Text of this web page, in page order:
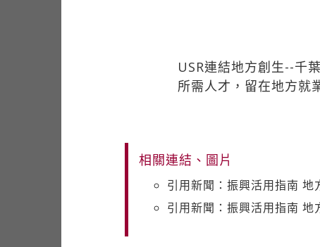
USR連結地方創生--千
所需人才，留在地方就
相關連結、圖片
引用新聞：振興活用指南
引用新聞：振興活用指南 地